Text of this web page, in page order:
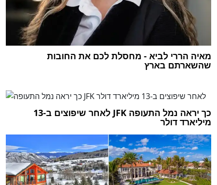
מאיה הררי לביא - מחסלת לכם את החובות
שהשארתם בארץ
כך יראה נמל התעופה JFK לאחר שיפוצים ב-13
מיליארד דולר